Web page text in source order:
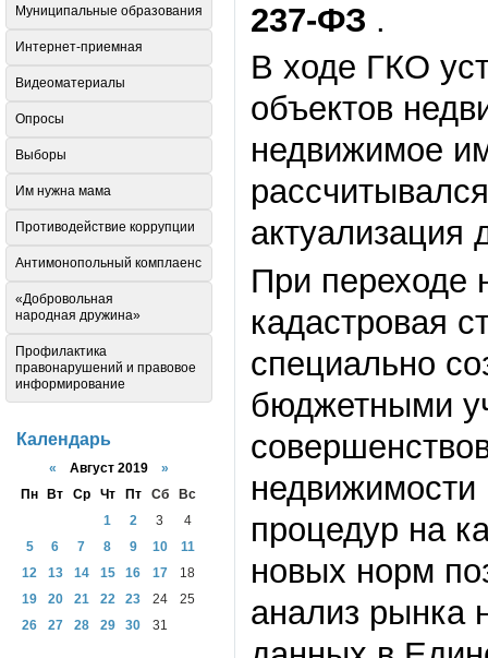
237-ФЗ .
В ходе ГКО
объектов
недвижимое
актуализация
При переходе
кадастровая
специально
бюджетными
процедур на
новых норм
анализ рынка
Муниципальные образования
Интернет-приемная
Видеоматериалы
Опросы
Выборы
Им нужна мама
Противодействие коррупции
Антимонопольный комплаенс
«Добровольная
народная дружина»
Профилактика
правонарушений и правовое
информирование
Календарь
« Август 2019 »
Пн
Вт Ср Чт Пт Сб
Вс
1
2 3
4
5
6 7 8 9 10
11
12
13 14 15 16 17
18
19
20 21 22 23 24
25
26
27 28 29 30 31